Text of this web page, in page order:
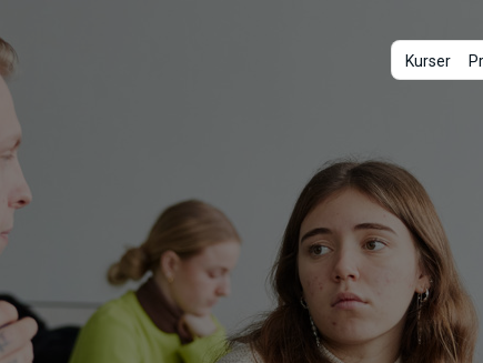
Kurser